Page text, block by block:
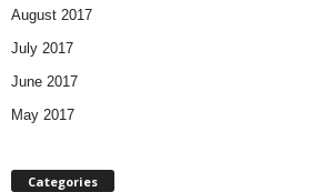
August 2017
July 2017
June 2017
May 2017
Categories